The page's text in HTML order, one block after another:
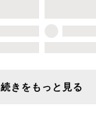
続きをもっと見る